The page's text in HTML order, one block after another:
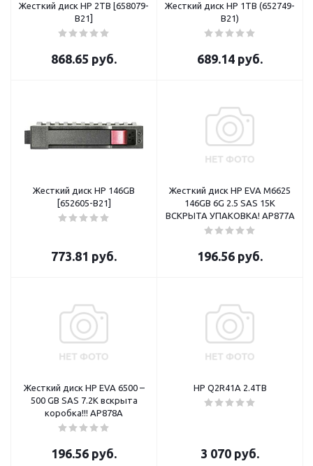
Жесткий диск HP 2TB [658079-
B21]
868.65 руб.
Жесткий диск HP 1TB (652749-
B21)
689.14 руб.
Жесткий диск HP 146GB
[652605-B21]
773.81 руб.
Жесткий диск HP EVA M6625
146GB 6G 2.5 SAS 15K
ВСКРЫТА УПАКОВКА! AP877A
196.56 руб.
Жесткий диск HP EVA 6500 –
500 GB SAS 7.2K вскрыта
коробка!!! AP878A
196.56 руб.
HP Q2R41A 2.4TB
3 070 руб.